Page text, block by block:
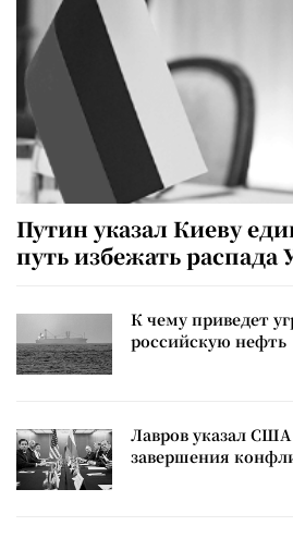
Путин указал Киеву
путь избежать распада
К чему приведет
российскую нефть
Лавров указал
завершения